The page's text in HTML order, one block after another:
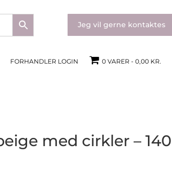
Jeg vil gerne kontaktes
FORHANDLER LOGIN 0 VARER 0,00 KR.
med cirkler – 140